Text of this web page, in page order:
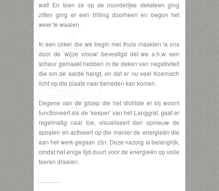
wat! En toen ze op de noordelijke deksteen ging
zitten ging er een trilling doorheen en begon het
weer te waaien.
In een cirkel die we begin mei thuis maakten is ons
door de ‘wijze vrouw’ bevestigd dat we a.h.w. een
scheur gemaakt hebben in de deken van negativiteit
die om de aarde hangt, en dat er nu veel Kosmisch
licht op die plaats naar beneden kan komen.
Degene van de groep die het dichtste er bij woont
functioneert als de ‘keeper’ van het Langgraf, gaat er
regelmatig naar toe, visualiseert dan opnieuw de
spiralen en activeert op die manier de energieën die
aan het werk gegaan zijn. Deze nazorg is belangrijk,
omdat het enige tijd duurt voor de energieën op volle
toeren draaien.